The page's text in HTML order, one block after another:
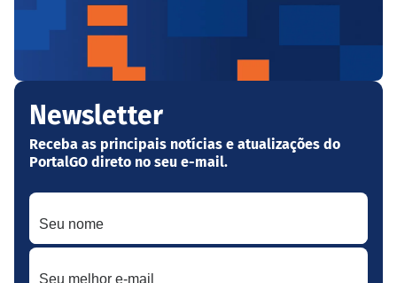
Newsletter
Receba as principais notícias e atualizações do
PortalGO direto no seu e-mail.
Seu nome
Seu melhor e-mail